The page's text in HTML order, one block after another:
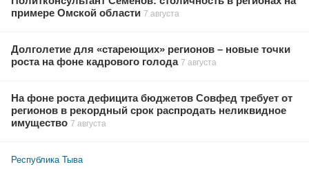
примере Омской области 7 августа
Долголетие для «стареющих» регионов – новые точки
роста на фоне кадрового голода 7 августа
На фоне роста дефицита бюджетов Совфед требует от
регионов в рекордный срок распродать неликвидное
имущество 7 августа
Республика Тыва